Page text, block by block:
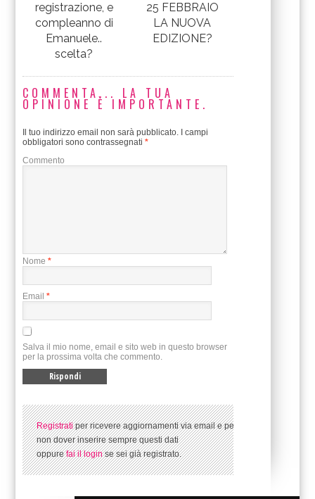
registrazione, e
compleanno di
Emanuele..
scelta?
25 FEBBRAIO
LA NUOVA
EDIZIONE?
COMMENTA... LA TUA
OPINIONE È IMPORTANTE.
Il tuo indirizzo email non sarà pubblicato. I campi
obbligatori sono contrassegnati*
Commento
Nome *
Email *
Salva il mio nome, email e sito web in questo browser
per la prossima volta che commento.
Registratiper ricevere aggiornamenti via email e per
non dover inserire sempre questi dati
oppurefai il loginse sei già registrato.